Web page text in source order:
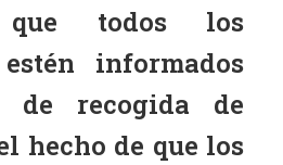
que todos los
informados
de recogida de
hecho de que los